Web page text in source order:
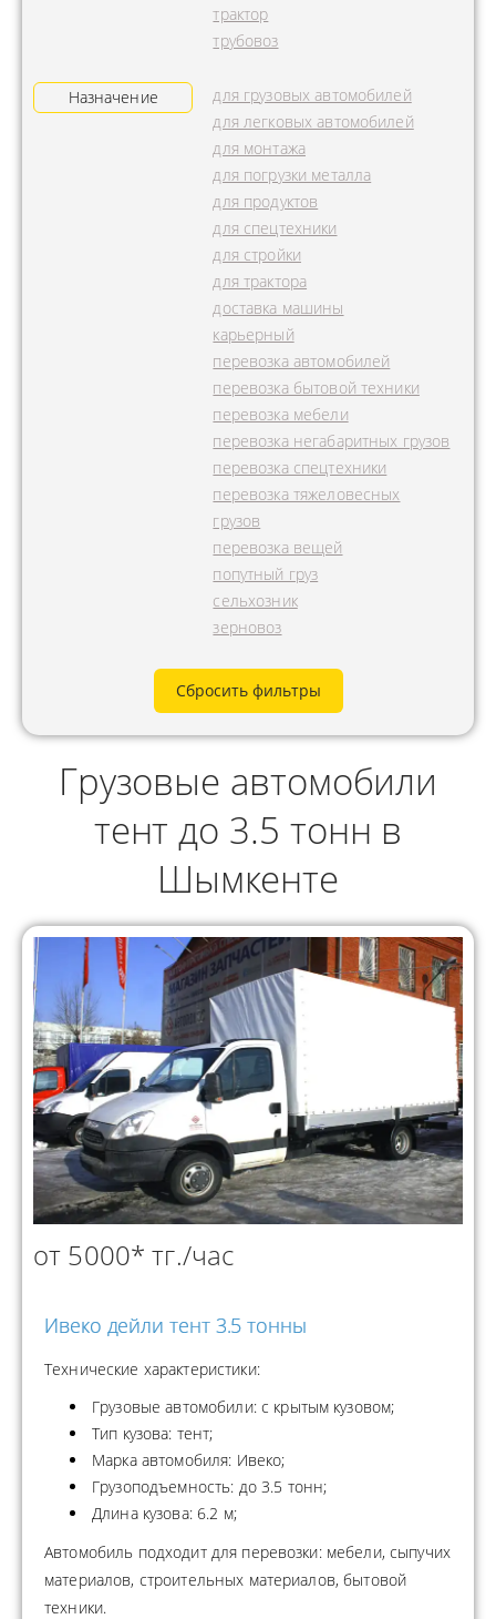
трактор
трубовоз
Назначение
для грузовых автомобилей
для легковых автомобилей
для монтажа
для погрузки металла
для продуктов
для спецтехники
для стройки
для трактора
доставка машины
карьерный
перевозка автомобилей
перевозка бытовой техники
перевозка мебели
перевозка негабаритных грузов
перевозка спецтехники
перевозка тяжеловесных
грузов
перевозка вещей
попутный груз
сельхозник
зерновоз
Сбросить фильтры
Грузовые автомобили
тент до 3.5 тонн в
Шымкенте
от 5000* тг./час
Ивеко дейли тент 3.5 тонны
Технические характеристики:
Грузовые автомобили: с крытым кузовом;
Тип кузова: тент;
Марка автомобиля: Ивеко;
Грузоподъемность: до 3.5 тонн;
Длина кузова: 6.2 м;
Автомобиль подходит для перевозки: мебели, сыпучих
материалов, строительных материалов, бытовой
техники.